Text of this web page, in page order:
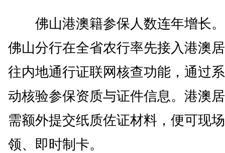
佛山港澳籍参保人数连年增长
佛山分行在全省农行率先接入港澳
往内地通行证联网核查功能，通过
动核验参保资质与证件信息。港澳
需额外提交纸质佐证材料，便可现
领、即时制卡。